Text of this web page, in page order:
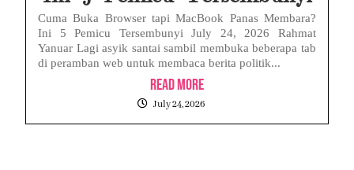
Cuma Buka Browser tapi MacBook Panas Membara?
Ini 5 Pemicu Tersembunyi July 24, 2026 Rahmat
Yanuar Lagi asyik santai sambil membuka beberapa tab
di peramban web untuk membaca berita politik...
Read More
July 24, 2026